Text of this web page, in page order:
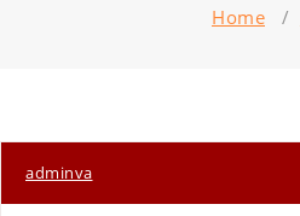
Home /
adminva